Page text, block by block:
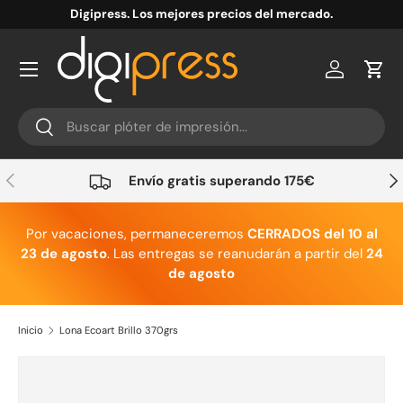
Ir al contenido
Digipress. Los mejores precios del mercado.
Buscar
Buscar
Cuenta
Anterior Envío gratis superando 175€
Por vacaciones, permaneceremos CERRADOS del 10 al
23 de agosto. Las entregas se reanudarán a partir del 24
de agosto
Inicio Lona Ecoart Brillo 370grs